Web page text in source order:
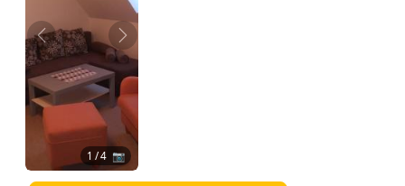
Zurück Weiter
1 / 4 📷